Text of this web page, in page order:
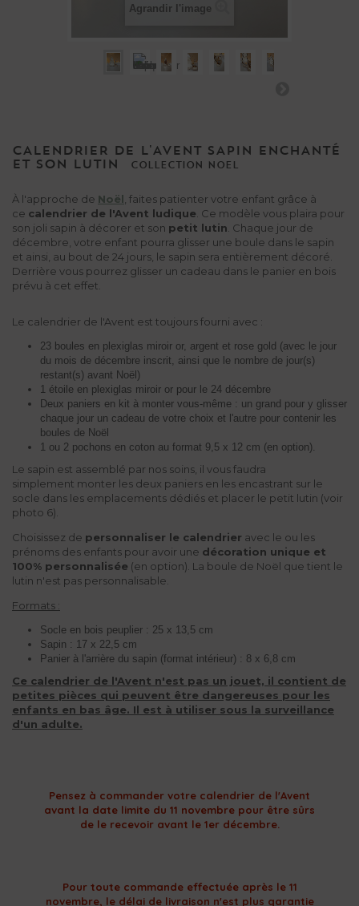
Agrandir l'image
CALENDRIER DE L'AVENT SAPIN ENCHANTÉ
ET SON LUTIN
COLLECTION NOEL
À l'approche de Noël , faites patienter votre enfant grâce à
ce calendrier de l'Avent ludique . Ce modèle vous plaira pour
son joli sapin à décorer et son petit lutin . Chaque jour de
décembre, votre enfant pourra glisser une boule dans le sapin
et ainsi, au bout de 24 jours, le sapin sera entièrement décoré.
Derrière vous pourrez glisser un cadeau dans le panier en bois
prévu à cet effet.
Le calendrier de l'Avent est toujours fourni avec :
23 boules en plexiglas miroir or, argent et rose gold (avec le jour
du mois de décembre inscrit, ainsi que le nombre de jour(s)
restant(s) avant Noël)
1 étoile en plexiglas miroir or pour le 24 décembre
Deux paniers en kit à monter vous-même : un grand pour y glisser
chaque jour un cadeau de votre choix et l'autre pour contenir les
boules de Noël
1 ou 2 pochons en coton au format 9,5 x 12 cm (en option).
Le sapin est assemblé par nos soins, il vous faudra
simplement monter les deux paniers en les encastrant sur le
socle dans les emplacements dédiés et placer le petit lutin (voir
photo 6).
Choisissez de personnaliser le calendrier avec le ou les
prénoms des enfants pour avoir une décoration unique et
100% personnalisée (en option). La boule de Noël que tient le
lutin n'est pas personnalisable.
Formats :
Socle en bois peuplier : 25 x 13,5 cm
Sapin : 17 x 22,5 cm
Panier à l'arrière du sapin (format intérieur) : 8 x 6,8 cm
Ce calendrier de l'Avent n'est pas un jouet, il contient de
petites pièces qui peuvent être dangereuses pour les
enfants en bas âge. Il est à utiliser sous la surveillance
d'un adulte.
Pensez à commander votre calendrier de l'Avent
avant la date limite du 11 novembre pour être sûrs
de le recevoir avant le 1er décembre.
Pour toute commande effectuée après le 11
novembre, le délai de livraison n'est plus garantie